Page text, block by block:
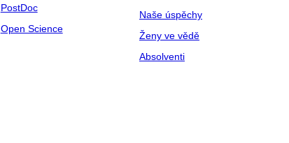
PostDoc
Open Science
Naše úspěchy
Ženy ve vědě
Absolventi